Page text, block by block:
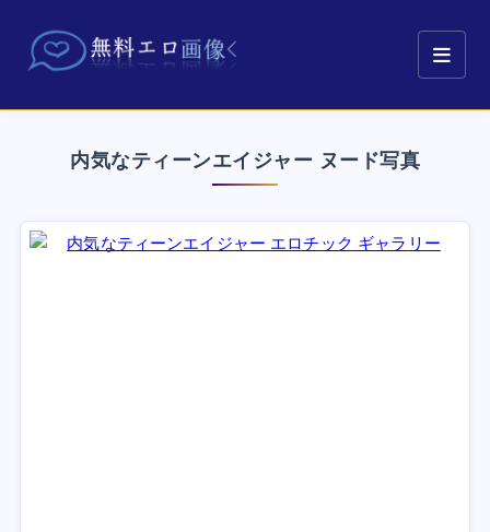
内気なティーンエイジャー ヌード写真